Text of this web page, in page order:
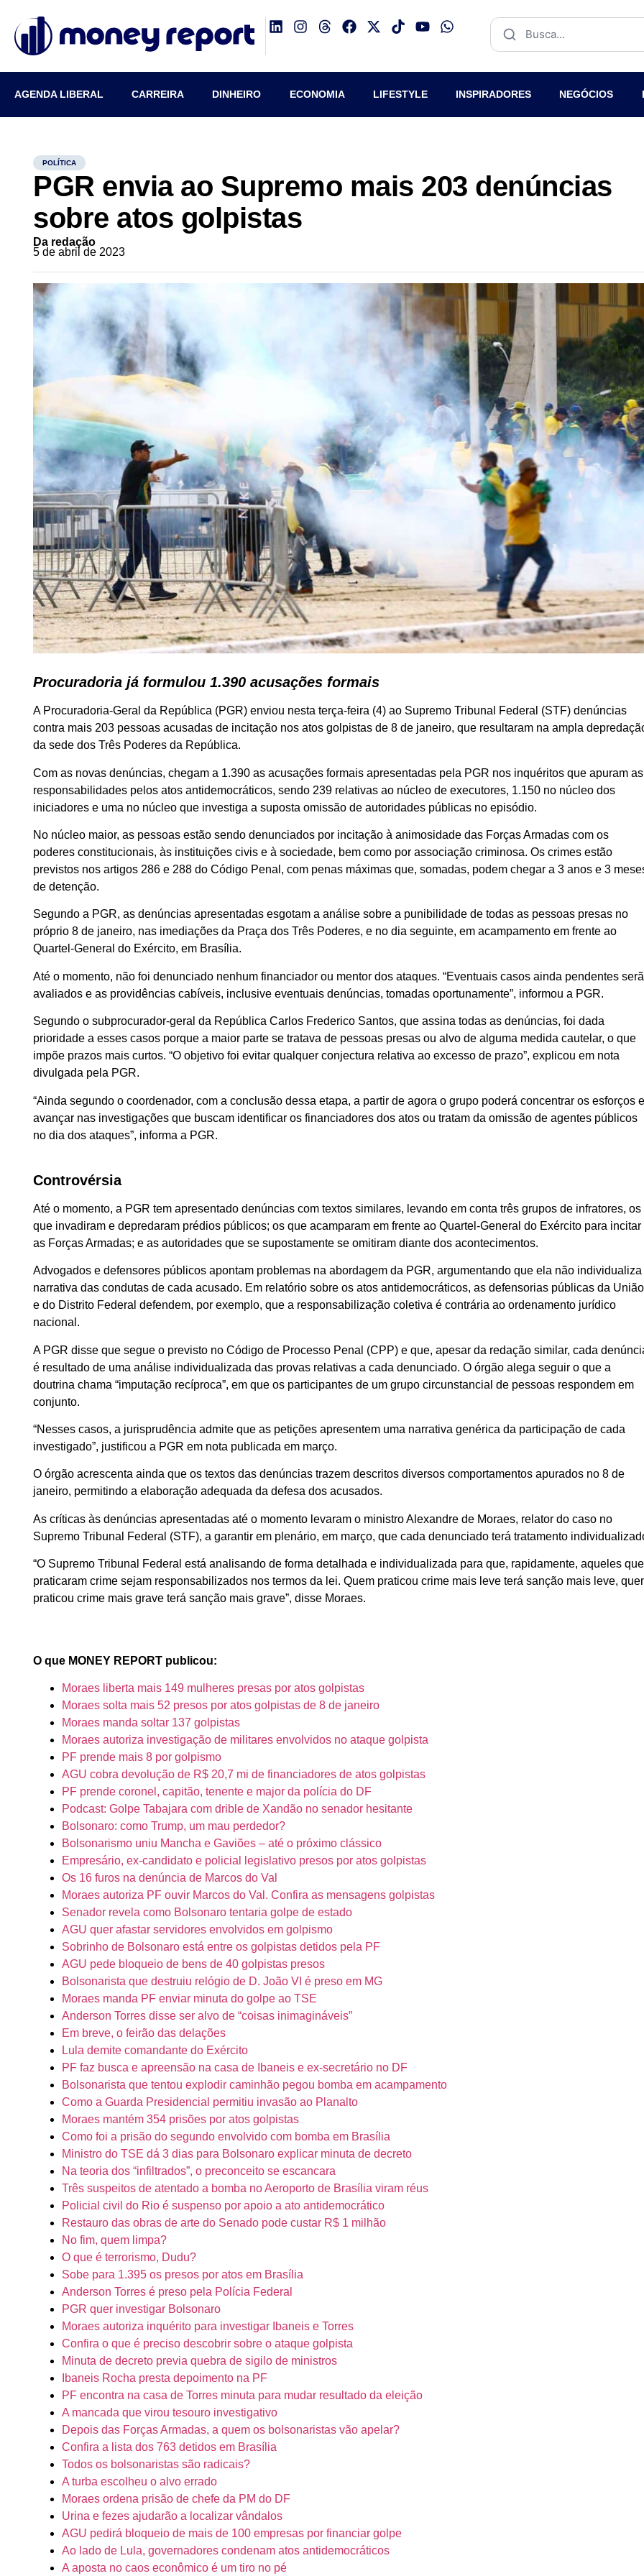
AGENDA LIBERAL CARREIRA DINHEIRO ECONOMIA LIFESTYLE INSPIRADORES NEGÓCIOS
POLÍTICA
PGR envia ao Supremo mais 203 denúncias
sobre atos golpistas
Da redação
5 de abril de 2023
Procuradoria já formulou 1.390 acusações formais
A Procuradoria-Geral da República (PGR) enviou nesta terça-feira (4) ao Supremo Tribunal Federal (STF) denúncias
contra mais 203 pessoas acusadas de incitação nos atos golpistas de 8 de janeiro, que resultaram na ampla
da sede dos Três Poderes da República.
Com as novas denúncias, chegam a 1.390 as acusações formais apresentadas pela PGR nos inquéritos que apuram as
responsabilidades pelos atos antidemocráticos, sendo 239 relativas ao núcleo de executores, 1.150 no núcleo dos
iniciadores e uma no núcleo que investiga a suposta omissão de autoridades públicas no episódio.
No núcleo maior, as pessoas estão sendo denunciados por incitação à animosidade das Forças Armadas com os
poderes constitucionais, às instituições civis e à sociedade, bem como por associação criminosa. Os crimes estão
previstos nos artigos 286 e 288 do Código Penal, com penas máximas que, somadas, podem chegar a 3 anos e 3
de detenção.
Segundo a PGR, as denúncias apresentadas esgotam a análise sobre a punibilidade de todas as pessoas presas no
próprio 8 de janeiro, nas imediações da Praça dos Três Poderes, e no dia seguinte, em acampamento em frente ao
Quartel-General do Exército, em Brasília.
Até o momento, não foi denunciado nenhum financiador ou mentor dos ataques. “Eventuais casos ainda pendentes
avaliados e as providências cabíveis, inclusive eventuais denúncias, tomadas oportunamente”, informou a PGR.
Segundo o subprocurador-geral da República Carlos Frederico Santos, que assina todas as denúncias, foi dada
prioridade a esses casos porque a maior parte se tratava de pessoas presas ou alvo de alguma medida cautelar, o que
impõe prazos mais curtos. “O objetivo foi evitar qualquer conjectura relativa ao excesso de prazo”, explicou em nota
divulgada pela PGR.
“Ainda segundo o coordenador, com a conclusão dessa etapa, a partir de agora o grupo poderá concentrar os esforços
avançar nas investigações que buscam identificar os financiadores dos atos ou tratam da omissão de agentes públicos
no dia dos ataques”, informa a PGR.
Controvérsia
Até o momento, a PGR tem apresentado denúncias com textos similares, levando em conta três grupos de infratores, os
que invadiram e depredaram prédios públicos; os que acamparam em frente ao Quartel-General do Exército para incitar
as Forças Armadas; e as autoridades que se supostamente se omitiram diante dos acontecimentos.
Advogados e defensores públicos apontam problemas na abordagem da PGR, argumentando que ela não individualiza
narrativa das condutas de cada acusado. Em relatório sobre os atos antidemocráticos, as defensorias públicas da União
e do Distrito Federal defendem, por exemplo, que a responsabilização coletiva é contrária ao ordenamento jurídico
nacional.
A PGR disse que segue o previsto no Código de Processo Penal (CPP) e que, apesar da redação similar, cada
é resultado de uma análise individualizada das provas relativas a cada denunciado. O órgão alega seguir o que a
doutrina chama “imputação recíproca”, em que os participantes de um grupo circunstancial de pessoas respondem em
conjunto.
“Nesses casos, a jurisprudência admite que as petições apresentem uma narrativa genérica da participação de cada
investigado”, justificou a PGR em nota publicada em março.
O órgão acrescenta ainda que os textos das denúncias trazem descritos diversos comportamentos apurados no 8 de
janeiro, permitindo a elaboração adequada da defesa dos acusados.
As críticas às denúncias apresentadas até o momento levaram o ministro Alexandre de Moraes, relator do caso no
Supremo Tribunal Federal (STF), a garantir em plenário, em março, que cada denunciado terá tratamento
“O Supremo Tribunal Federal está analisando de forma detalhada e individualizada para que, rapidamente, aqueles que
praticaram crime sejam responsabilizados nos termos da lei. Quem praticou crime mais leve terá sanção mais leve,
praticou crime mais grave terá sanção mais grave”, disse Moraes.
O que MONEY REPORT publicou:
Moraes liberta mais 149 mulheres presas por atos golpistas
Moraes solta mais 52 presos por atos golpistas de 8 de janeiro
Moraes manda soltar 137 golpistas
Moraes autoriza investigação de militares envolvidos no ataque golpista
PF prende mais 8 por golpismo
AGU cobra devolução de R$ 20,7 mi de financiadores de atos golpistas
PF prende coronel, capitão, tenente e major da polícia do DF
Podcast: Golpe Tabajara com drible de Xandão no senador hesitante
Bolsonaro: como Trump, um mau perdedor?
Bolsonarismo uniu Mancha e Gaviões – até o próximo clássico
Empresário, ex-candidato e policial legislativo presos por atos golpistas
Os 16 furos na denúncia de Marcos do Val
Moraes autoriza PF ouvir Marcos do Val. Confira as mensagens golpistas
Senador revela como Bolsonaro tentaria golpe de estado
AGU quer afastar servidores envolvidos em golpismo
Sobrinho de Bolsonaro está entre os golpistas detidos pela PF
AGU pede bloqueio de bens de 40 golpistas presos
Bolsonarista que destruiu relógio de D. João VI é preso em MG
Moraes manda PF enviar minuta do golpe ao TSE
Anderson Torres disse ser alvo de “coisas inimagináveis”
Em breve, o feirão das delações
Lula demite comandante do Exército
PF faz busca e apreensão na casa de Ibaneis e ex-secretário no DF
Bolsonarista que tentou explodir caminhão pegou bomba em acampamento
Como a Guarda Presidencial permitiu invasão ao Planalto
Moraes mantém 354 prisões por atos golpistas
Como foi a prisão do segundo envolvido com bomba em Brasília
Ministro do TSE dá 3 dias para Bolsonaro explicar minuta de decreto
Na teoria dos “infiltrados”, o preconceito se escancara
Três suspeitos de atentado a bomba no Aeroporto de Brasília viram réus
Policial civil do Rio é suspenso por apoio a ato antidemocrático
Restauro das obras de arte do Senado pode custar R$ 1 milhão
No fim, quem limpa?
O que é terrorismo, Dudu?
Sobe para 1.395 os presos por atos em Brasília
Anderson Torres é preso pela Polícia Federal
PGR quer investigar Bolsonaro
Moraes autoriza inquérito para investigar Ibaneis e Torres
Confira o que é preciso descobrir sobre o ataque golpista
Minuta de decreto previa quebra de sigilo de ministros
Ibaneis Rocha presta depoimento na PF
PF encontra na casa de Torres minuta para mudar resultado da eleição
A mancada que virou tesouro investigativo
Depois das Forças Armadas, a quem os bolsonaristas vão apelar?
Confira a lista dos 763 detidos em Brasília
Todos os bolsonaristas são radicais?
A turba escolheu o alvo errado
Moraes ordena prisão de chefe da PM do DF
Urina e fezes ajudarão a localizar vândalos
AGU pedirá bloqueio de mais de 100 empresas por financiar golpe
Ao lado de Lula, governadores condenam atos antidemocráticos
A aposta no caos econômico é um tiro no pé